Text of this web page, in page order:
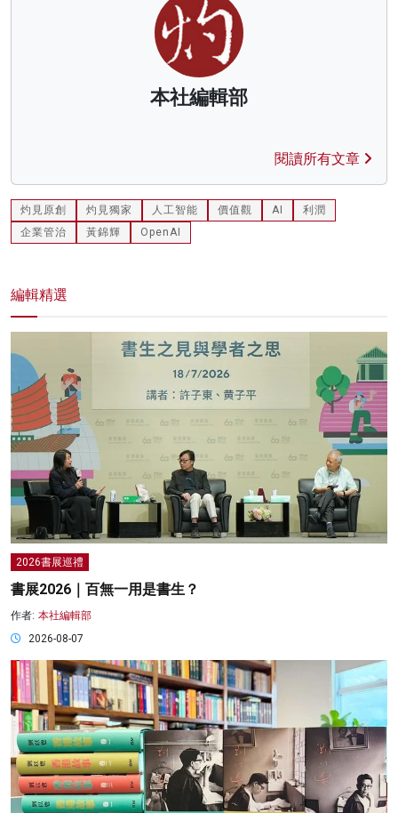
本社編輯部
閱讀所有文章
灼見原創 灼見獨家 人工智能 價值觀 AI
利潤
企業管治
黃錦輝 OpenAI
編輯精選
2026書展巡禮
書展2026｜百無一用是書生？
作者: 本社編輯部
2026-08-07